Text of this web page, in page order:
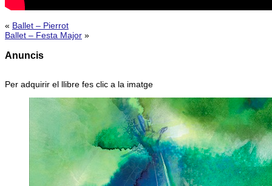
« Ballet – Pierrot
Ballet – Festa Major »
Anuncis
Per adquirir el llibre fes clic a la imatge